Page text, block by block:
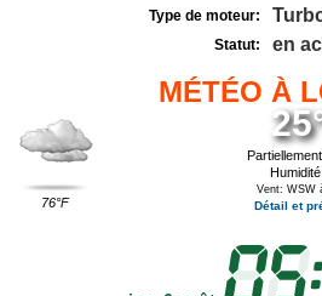
Type de moteur:
Statut: en
MÉTÉO À
76°F
Vent: WSW
Détail et